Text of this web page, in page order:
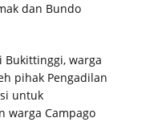
dan Bundo
Bukittinggi, warga
pihak Pengadilan
untuk
warga Campago